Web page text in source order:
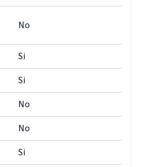
No
Si
Si
No
No
Si